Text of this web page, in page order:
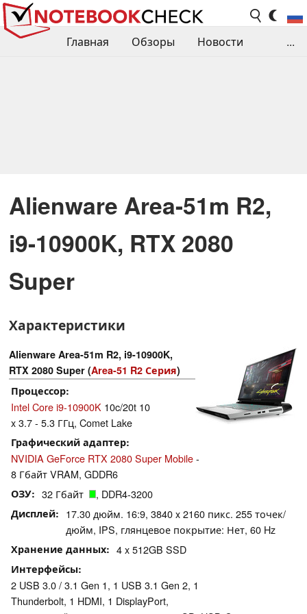
Главная Обзоры
Новости
...
Alienware Area-51m R2,
i9-10900K, RTX 2080
Super
Характеристики
Alienware Area-51m R2, i9-10900K,
RTX 2080 Super (Area-51 R2 Серия)
Процессор
Intel Core i9-10900K 10c/20t 10
x 3.7 - 5.3 ГГц, Comet Lake
Графический адаптер
NVIDIA GeForce RTX 2080 Super Mobile-
8 Гбайт VRAM, GDDR6
ОЗУ 32 Гбайт , DDR4-3200
Дисплей
17.30 дюйм. 16:9, 3840 x 2160 пикс. 255 точек/
дюйм, IPS, глянцевое покрытие: Нет, 60 Hz
Хранение данных 4 x 512GB SSD
Интерфейсы
2 USB 3.0 / 3.1 Gen 1, 1 USB 3.1 Gen 2, 1
Thunderbolt, 1 HDMI, 1 DisplayPort,